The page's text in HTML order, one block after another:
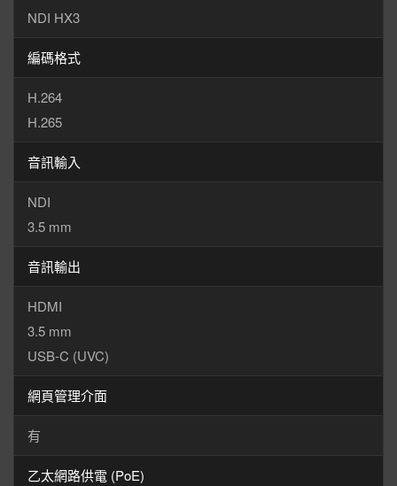
NDI HX3
編碼格式
H.264
H.265
音訊輸入
NDI
3.5 mm
音訊輸出
HDMI
3.5 mm
USB-C (UVC)
網頁管理介面
有
乙太網路供電 (PoE)